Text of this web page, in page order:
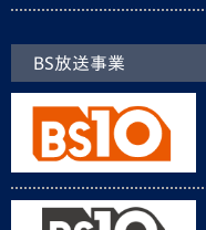
BS放送事業